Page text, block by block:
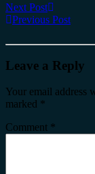
Next Post
Previous Post
Leave a Reply
Your email address
marked *
Comment *